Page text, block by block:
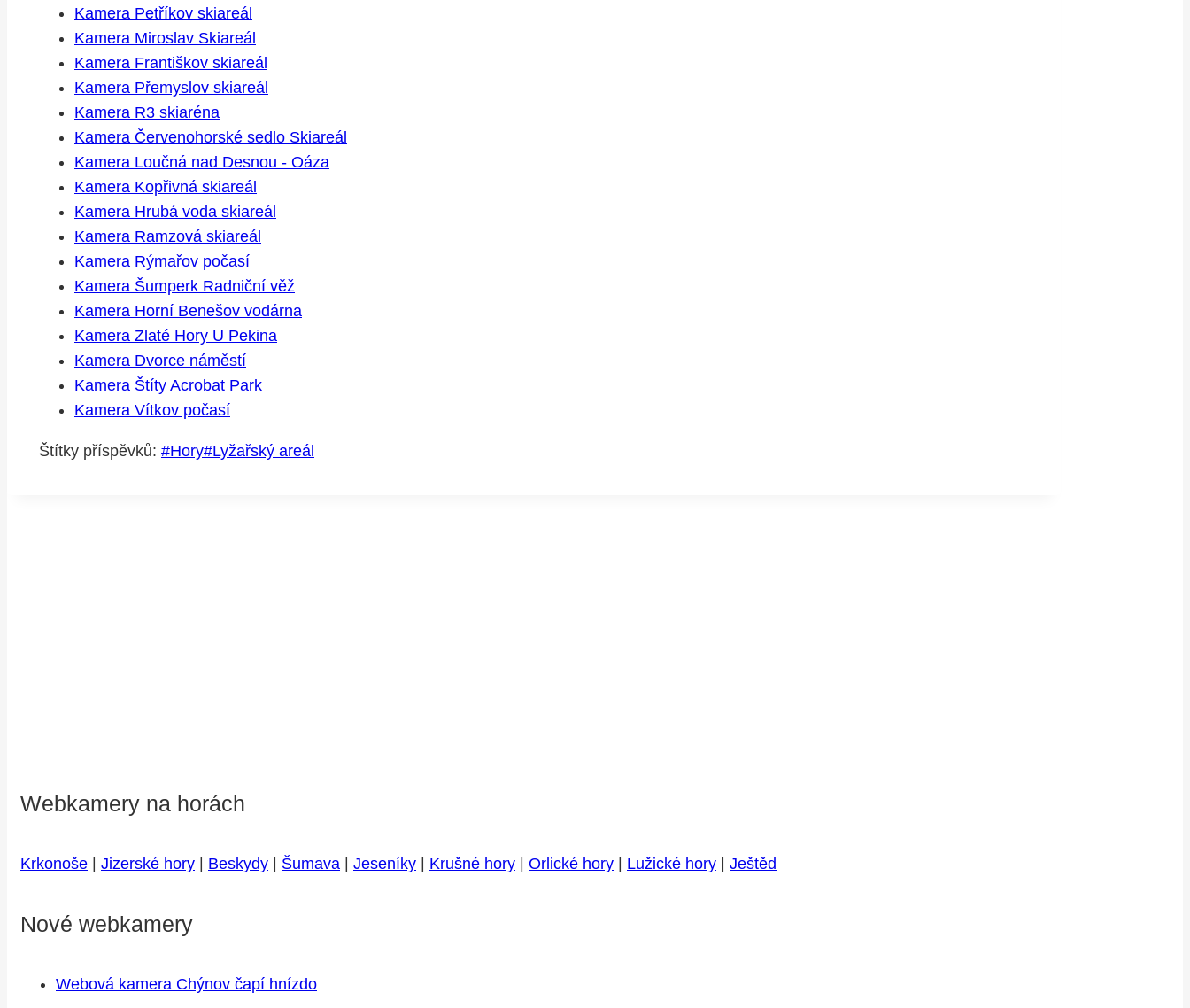
Kamera Petříkov skiareál
Kamera Miroslav Skiareál
Kamera Františkov skiareál
Kamera Přemyslov skiareál
Kamera R3 skiaréna
Kamera Červenohorské sedlo Skiareál
Kamera Loučná nad Desnou - Oáza
Kamera Kopřivná skiareál
Kamera Hrubá voda skiareál
Kamera Ramzová skiareál
Kamera Rýmařov počasí
Kamera Šumperk Radniční věž
Kamera Horní Benešov vodárna
Kamera Zlaté Hory U Pekina
Kamera Dvorce náměstí
Kamera Štíty Acrobat Park
Kamera Vítkov počasí
Štítky příspěvků: #Hory#Lyžařský areál
Webkamery na horách
Krkonoše | Jizerské hory | Beskydy | Šumava | Jeseníky | Krušné hory | Orlické hory | Lužické hory | Ještěd
Nové webkamery
Webová kamera Chýnov čapí hnízdo